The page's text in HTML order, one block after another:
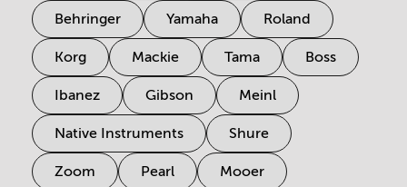
Behringer Yamaha Roland
Korg Mackie Tama Boss
Ibanez Gibson Meinl
Native Instruments Shure
Zoom Pearl Mooer